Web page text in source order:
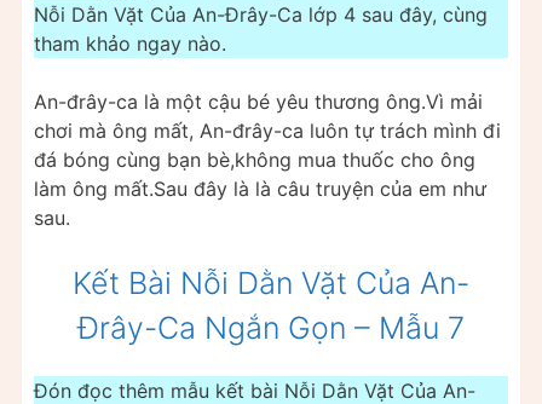
Nỗi Dằn Vặt Của An-Đrây-Ca lớp 4 sau đây, cùng
tham khảo ngay nào.
An-đrây-ca là một cậu bé yêu thương ông.Vì mải
chơi mà ông mất, An-đrây-ca luôn tự trách mình đi
đá bóng cùng bạn bè,không mua thuốc cho ông
làm ông mất.Sau đây là là câu truyện của em như
sau.
Kết Bài Nỗi Dằn Vặt Của An-
Đrây-Ca Ngắn Gọn – Mẫu 7
Đón đọc thêm mẫu kết bài Nỗi Dằn Vặt Của An-